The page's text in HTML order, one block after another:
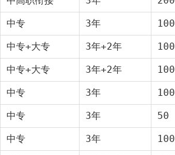
中专 3年 100
中专+大专 3年+2年 100
中专+大专 3年+2年 100
中专 3年 100
中专 3年 50
中专 3年 100